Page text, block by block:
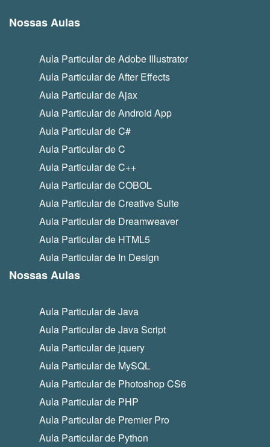
Nossas Aulas
Aula Particular de Adobe Illustrator
Aula Particular de After Effects
Aula Particular de Ajax
Aula Particular de Android App
Aula Particular de C#
Aula Particular de C
Aula Particular de C++
Aula Particular de COBOL
Aula Particular de Creative Suite
Aula Particular de Dreamweaver
Aula Particular de HTML5
Aula Particular de In Design
Nossas Aulas
Aula Particular de Java
Aula Particular de Java Script
Aula Particular de jquery
Aula Particular de MySQL
Aula Particular de Photoshop CS6
Aula Particular de PHP
Aula Particular de Premier Pro
Aula Particular de Python